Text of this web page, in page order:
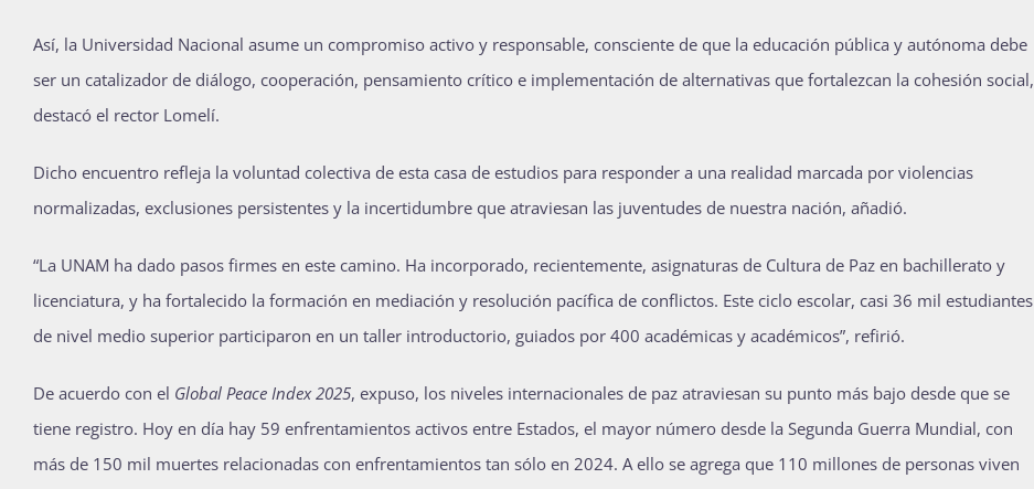
Así, la Universidad Nacional asume un compromiso activo y responsable, consciente de que la educación pública y autónoma debe
ser un catalizador de diálogo, cooperación, pensamiento crítico e implementación de alternativas que fortalezcan la cohesión social,
destacó el rector Lomelí.
Dicho encuentro refleja la voluntad colectiva de esta casa de estudios para responder a una realidad marcada por violencias
normalizadas, exclusiones persistentes y la incertidumbre que atraviesan las juventudes de nuestra nación, añadió.
“La UNAM ha dado pasos firmes en este camino. Ha incorporado, recientemente, asignaturas de Cultura de Paz en bachillerato y
licenciatura, y ha fortalecido la formación en mediación y resolución pacífica de conflictos. Este ciclo escolar, casi 36 mil estudiantes
de nivel medio superior participaron en un taller introductorio, guiados por 400 académicas y académicos”, refirió.
De acuerdo con el Global Peace Index 2025, expuso, los niveles internacionales de paz atraviesan su punto más bajo desde que se
tiene registro. Hoy en día hay 59 enfrentamientos activos entre Estados, el mayor número desde la Segunda Guerra Mundial, con
más de 150 mil muertes relacionadas con enfrentamientos tan sólo en 2024. A ello se agrega que 110 millones de personas viven